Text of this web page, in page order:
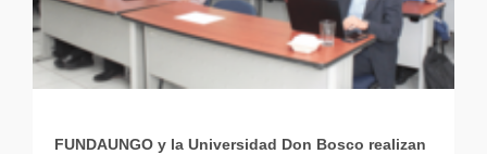
FUNDAUNGO y la Universidad Don Bosco realizan